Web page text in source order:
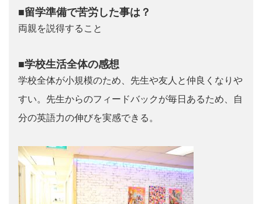
■留学準備で苦労した事は？
両親を説得すること
■学校生活全体の感想
学校全体が小規模のため、先生や友人と仲良くなりや
すい。先生からのフィードバックが毎日あるため、自
分の英語力の伸びを実感できる。